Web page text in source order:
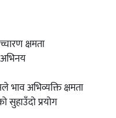
क्षमता
अभिनय
अभिव्यक्ति क्षमता
सुहाउँदो प्रयोग